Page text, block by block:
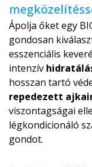
Ápolja őket egy
gondosan
esszenciális
intenzív
hosszan tartó
repedezett
viszontagságai
légkondicionáló
gondot.